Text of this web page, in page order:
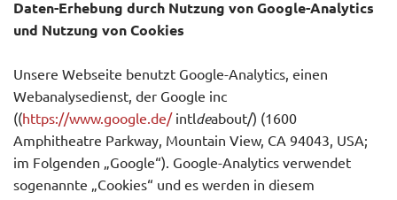
Daten-Erhebung durch Nutzung von Google-Analytics
und Nutzung von Cookies
Unsere Webseite benutzt Google-Analytics, einen
Webanalysedienst, der Google inc
((https://www.google.de/intldeabout/) (1600
Amphitheatre Parkway, Mountain View, CA 94043, USA;
im Folgenden „Google“). Google-Analytics verwendet
sogenannte „Cookies“ und es werden in diesem